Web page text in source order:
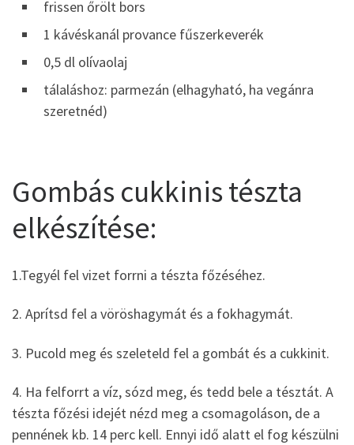
frissen őrölt bors
1 kávéskanál provance fűszerkeverék
0,5 dl olívaolaj
tálaláshoz: parmezán (elhagyható, ha vegánra
szeretnéd)
Gombás cukkinis tészta
elkészítése:
1.Tegyél fel vizet forrni a tészta főzéséhez.
2. Aprítsd fel a vöröshagymát és a fokhagymát.
3. Pucold meg és szeleteld fel a gombát és a cukkinit.
4. Ha felforrt a víz, sózd meg, és tedd bele a tésztát. A
tészta főzési idejét nézd meg a csomagoláson, de a
pennének kb. 14 perc kell. Ennyi idő alatt el fog készülni